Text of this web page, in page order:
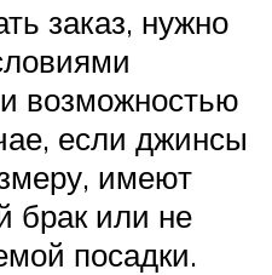
заказ, нужно
возможностью
если джинсы
имеют
брак или не
посадки.